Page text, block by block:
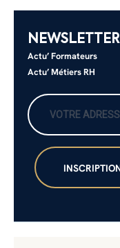
NEWSLETTER
Actu’ Formateurs
Actu’ Métiers RH